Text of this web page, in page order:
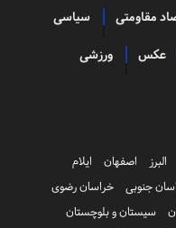
مقاومتی سیاسی
عکس ورزشی
البرز اصفهان
ایلام
جنوبی
خراسان رضوی
سیستان و بلوچستان